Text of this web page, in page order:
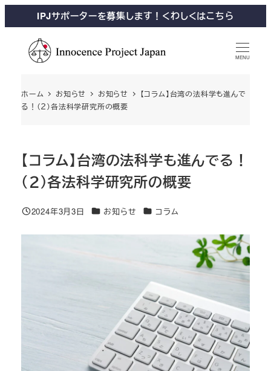
IPJサポーターを募集します！くわしくはこちら
MENU
ホーム お知らせ お知らせ
【コラム】台湾の法科学も進んで
る！（２）各法科学研究所の概要
【コラム】台湾の法科学も進んでる！
（２）各法科学研究所の概要
2024年3月3日 お知らせ コラム